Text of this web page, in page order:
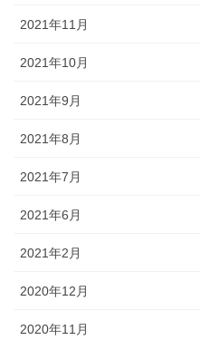
2021年11月
2021年10月
2021年9月
2021年8月
2021年7月
2021年6月
2021年2月
2020年12月
2020年11月